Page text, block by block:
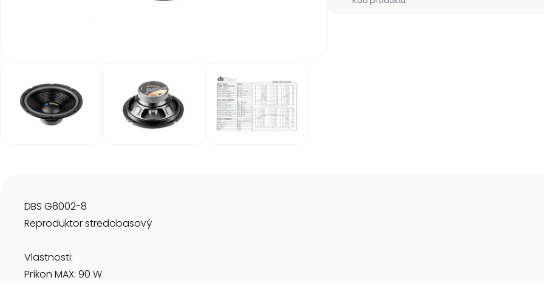
DBS G8002-8
Reproduktor stredobasový
Vlastnosti:
Príkon MAX: 90 W